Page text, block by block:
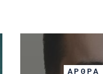
ΆΡΘΡΑ